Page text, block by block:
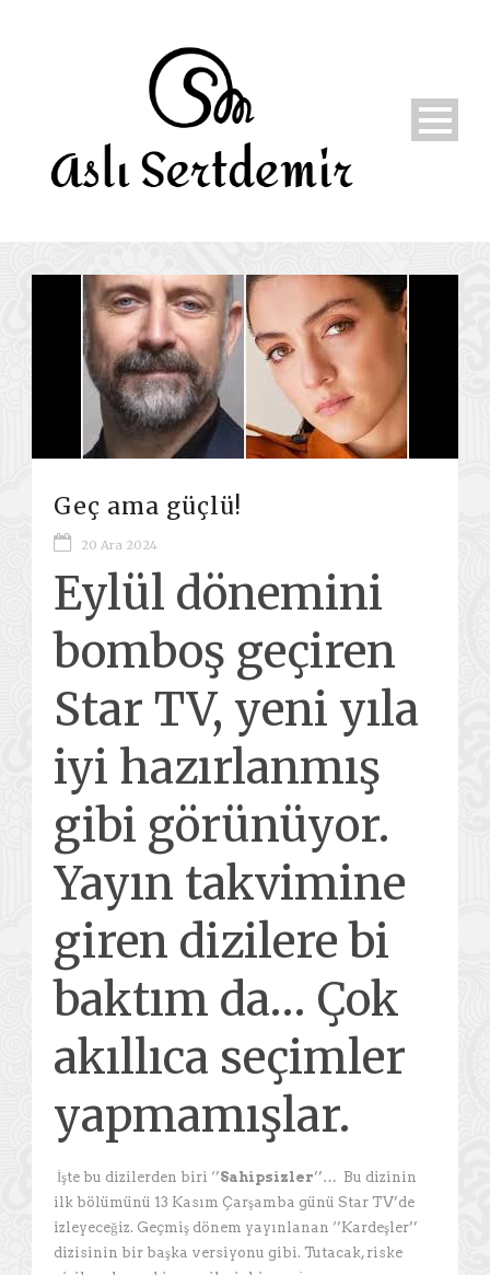
Geç ama güçlü!
20 Ara 2024
Eylül dönemini
bomboş geçiren
Star TV, yeni yıla
iyi hazırlanmış
gibi görünüyor.
Yayın takvimine
giren dizilere bi
baktım da… Çok
akıllıca seçimler
yapmamışlar.
İşte bu dizilerden biri ‘’Sahipsizler’’… Bu dizinin
ilk bölümünü 13 Kasım Çarşamba günü Star TV’de
izleyeceğiz. Geçmiş dönem yayınlanan ‘’Kardeşler’’
dizisinin bir başka versiyonu gibi. Tutacak, riske